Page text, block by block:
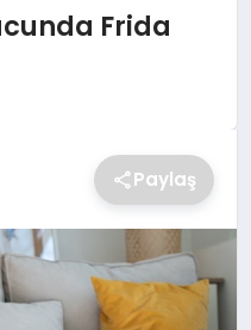
Frida
Paylaş